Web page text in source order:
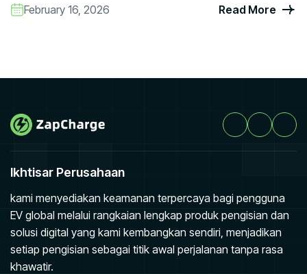
February 16, 2026 Read More
Ikhtisar Perusahaan
kami menyediakan keamanan terpercaya bagi pengguna
EV global melalui rangkaian lengkap produk pengisian dan
solusi digital yang kami kembangkan sendiri, menjadikan
setiap pengisian sebagai titik awal perjalanan tanpa rasa
khawatir.